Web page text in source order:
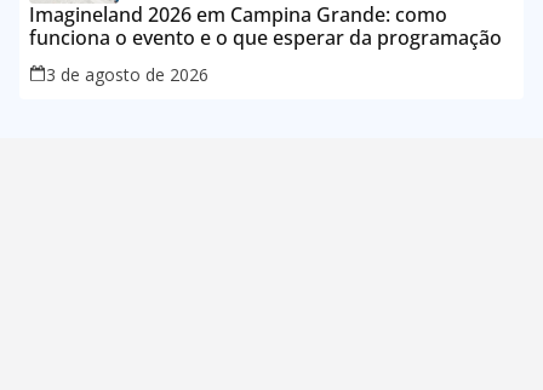
Imagineland 2026 em Campina Grande: como
funciona o evento e o que esperar da programação
3 de agosto de 2026